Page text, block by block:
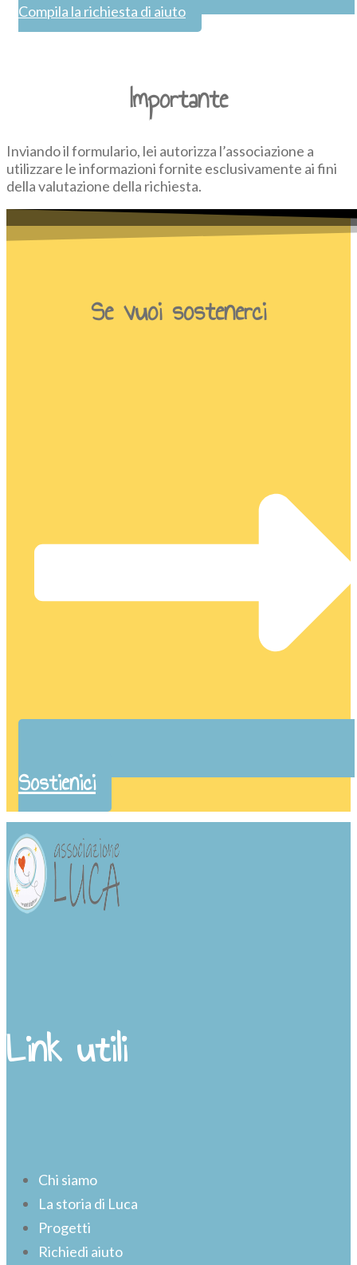
Compila la richiesta di aiuto
Importante
Inviando il formulario, lei autorizza l’associazione a
utilizzare le informazioni fornite esclusivamente ai fini
della valutazione della richiesta.
Se vuoi sostenerci
Sostienici
Link utili
Chi siamo
La storia di Luca
Progetti
Richiedi aiuto